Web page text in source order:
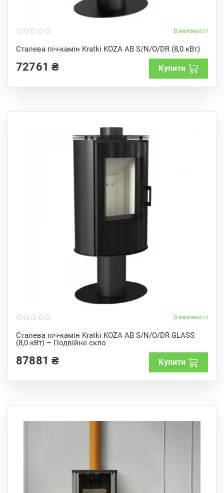
В наявності
Сталева піч-камін Kratki KOZA AB S/N/O/DR (8,0 кВт)
o
u
o
f
72761₴ Купити
В наявності
Сталева піч-камін Kratki KOZA AB S/N/O/DR GLASS
(8,0 кВт) – Подвійне скло
o
u
t
f
5
87881₴ Купити